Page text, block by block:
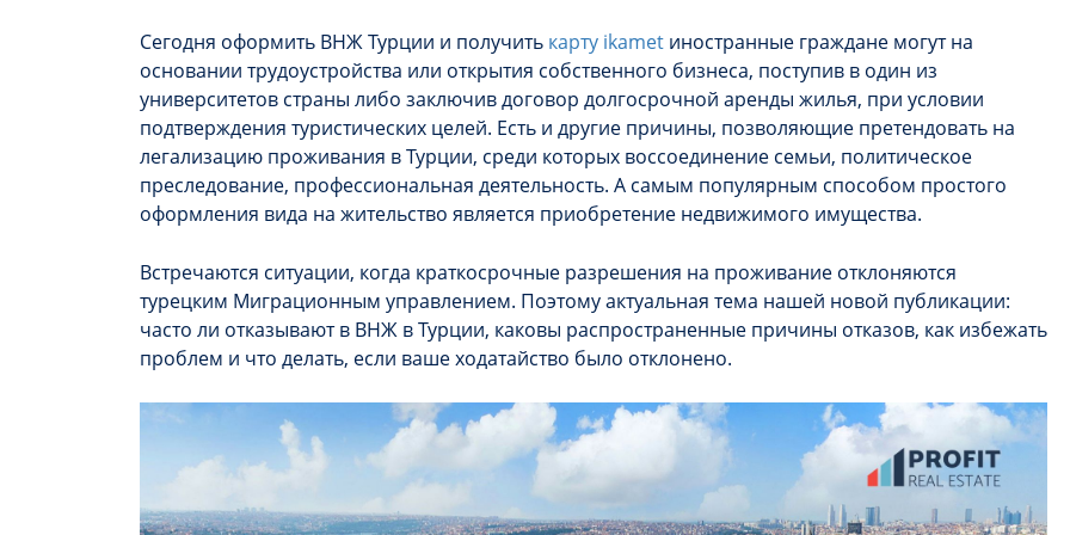
Сегодня оформить ВНЖ Турции и получить карту ikamet иностранные граждане могут на
основании трудоустройства или открытия собственного бизнеса, поступив в один из
университетов страны либо заключив договор долгосрочной аренды жилья, при условии
подтверждения туристических целей. Есть и другие причины, позволяющие претендовать на
легализацию проживания в Турции, среди которых воссоединение семьи, политическое
преследование, профессиональная деятельность. А самым популярным способом простого
оформления вида на жительство является приобретение недвижимого имущества.
Встречаются ситуации, когда краткосрочные разрешения на проживание отклоняются
турецким Миграционным управлением. Поэтому актуальная тема нашей новой публикации:
часто ли отказывают в ВНЖ в Турции, каковы распространенные причины отказов, как избежать
проблем и что делать, если ваше ходатайство было отклонено.